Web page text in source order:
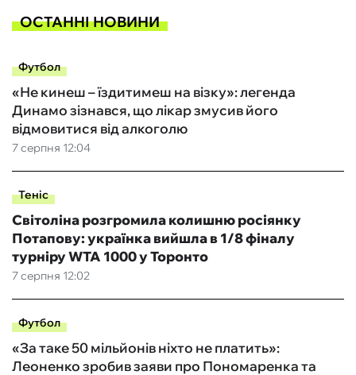
ОСТАННІ НОВИНИ
Футбол
7 серпня 12:04
«Не кинеш – їздитимеш на візку»: легенда
Динамо зізнався, що лікар змусив його
відмовитися від алкоголю
Теніс
7 серпня 12:02
Світоліна розгромила колишню росіянку
Потапову: українка вийшла в 1/8 фіналу
турніру WTA 1000 у Торонто
Футбол
«За таке 50 мільйонів ніхто не платить»:
Леоненко зробив заяви про Пономаренка та